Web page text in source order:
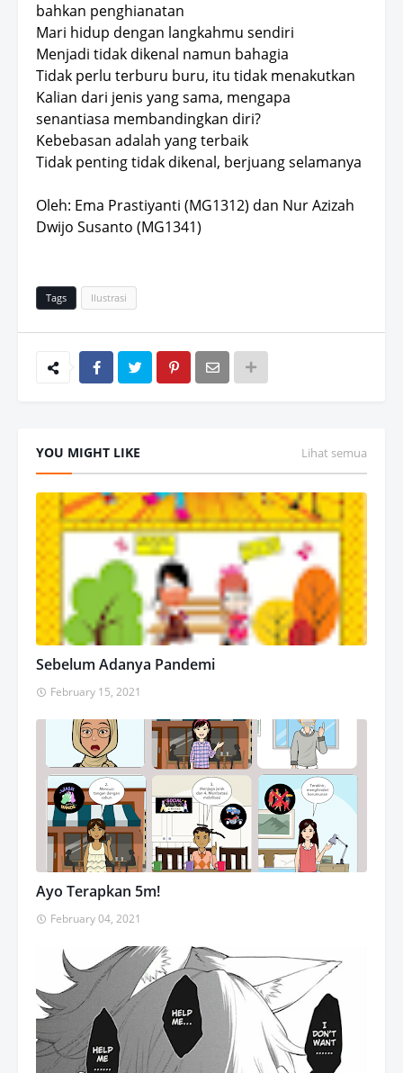
bahkan penghianatan
Mari hidup dengan langkahmu sendiri
Menjadi tidak dikenal namun bahagia
Tidak perlu terburu buru, itu tidak menakutkan
Kalian dari jenis yang sama, mengapa
senantiasa membandingkan diri?
Kebebasan adalah yang terbaik
Tidak penting tidak dikenal, berjuang selamanya
Oleh: Ema Prastiyanti (MG1312) dan Nur Azizah
Dwijo Susanto (MG1341)
Tags Ilustrasi
YOU MIGHT LIKE Lihat semua
Sebelum Adanya Pandemi
February 15, 2021
Ayo Terapkan 5m!
February 04, 2021